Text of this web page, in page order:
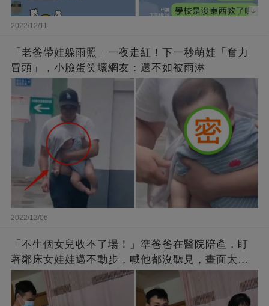
2022/12/11
「老爸帶娃躲雨照」一夜走紅！下一秒萌娃「奮力
冒頭」，小臉蛋笑壞網友：還不如被雨淋
2022/12/06
「不生個女兒收不了場！」準爸爸在醫院陪產，盯
著鄰床女娃娃邁不動步，喊他都沒聽見，畫面太有
愛了！